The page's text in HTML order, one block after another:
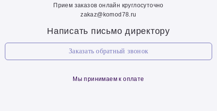
Прием заказов онлайн круглосуточно
zakaz@komod78.ru
Написать письмо директору
Заказать обратный звонок
Мы принимаем к оплате